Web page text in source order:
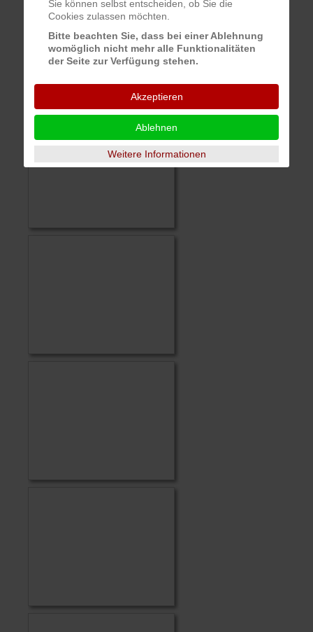
Sie können selbst entscheiden, ob Sie die
Cookies zulassen möchten.
Bitte beachten Sie, dass bei einer Ablehnung
womöglich nicht mehr alle Funktionalitäten
der Seite zur Verfügung stehen.
Akzeptieren
Ablehnen
Weitere Informationen